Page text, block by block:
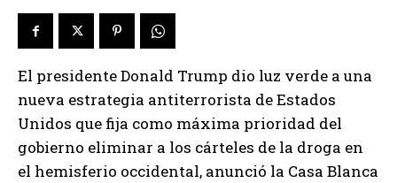
El presidente Donald Trump dio luz verde a una
nueva estrategia antiterrorista de Estados
Unidos que fija como máxima prioridad del
gobierno eliminar a los cárteles de la droga en
el hemisferio occidental, anunció la Casa Blanca